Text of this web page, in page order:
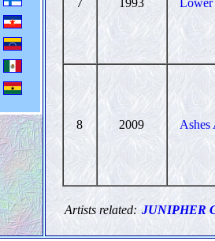
7 1993 Lower
8 2009 Ashes
Artists related: JUNIPHER